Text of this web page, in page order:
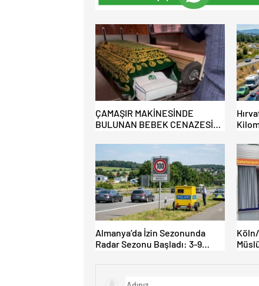
ÇAMAŞIR MAKİNESİNDE
BULUNAN BEBEK CENAZESİ
Almanya’da İzin Sezonunda
Radar Sezonu Başladı: 3-9